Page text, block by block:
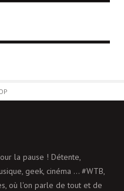
la pause ! Détente,
geek, cinéma ... #WTB,
où l'on parle de tout et de